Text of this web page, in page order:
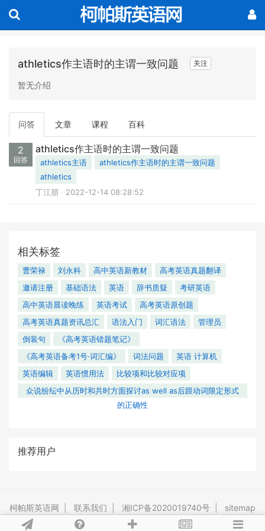
athletics作主语时的主谓一致问题 关注
暂无介绍
问答 文章 课程 百科
2
回答
athletics作主语时的主谓一致问题
athletics主语
athletics作主语时的主谓一致问题
athletics
丁江朋
2022-12-14 08:28:52
相关标签
曹荣禄 刘永科 高中英语新教材
高考英语真题翻译
邀请注册
基础语法 英语 辞书质疑
考研英语
高中英语晨读晚练
英语考试
高考英语原创题
高考英语真题资讯总汇
语法入门 词汇语法
管理员
倒装句
《高考英语错题笔记》
《高考英语备考1号·词汇编》
词法问题
英语 计算机
英语编辑
英语惯用法
比较项和比较对应项
众说纷纭中从历时和共时方面探讨as well as后跟动词限定形式
的正确性
推荐用户
柯帕斯英语网 联系我们 湘ICP备2020019740号 sitemap
Powered By Tipask3.5 Release 20201119 ©2009-2026 tipask.com